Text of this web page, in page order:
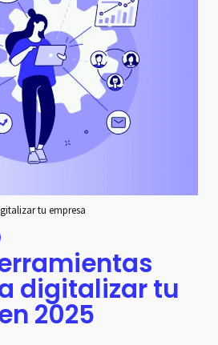
tu empresa
digitalizar tu
2025